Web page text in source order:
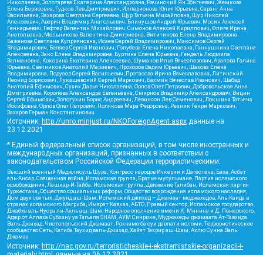
Николаевна, Золотарева Екатерина Александровна, Рачинский Ян Збигневич, Жемкова
Елена Борисовна, Гудков Лев Дмитриевич, Илларионова Юлия Юрьевна, Саранг Анна
Васильевна, Захарова Светлана Сергеевна, Щур Татьяна Михайловна, Щур Николай
Алексеевич, Аверин Владимир Анатольевич, Блинушов Андрей Юрьевич, Мосин Алексей
Геннадьевич, Гефтер Валентин Михайлович, Симонов Алексей Кириллович, Флиге Ирина
Анатольевна, Мельникова Валентина Дмитриевна, Вититинова Елена Владимировна,
Баженова Светлана Куприяновна, Исаев Сергей Владимирович, Максимов Сергей
Владимирович, Беляев Сергей Иванович, Голубева Елена Николаевна, Ганнушкина Светлана
Алексеевна, Закс Елена Владимировна, Буртина Елена Юрьевна, Гендель Людмила
Залмановна, Кокорина Екатерина Алексеевна, Шуманов Илья Вячеславович, Арапова Галина
Юрьевна, Свечников Анатолий Мариевич, Прохоров Вадим Юрьевич, Шахова Елена
Владимировна, Подузов Сергей Васильевич, Протасова Ирина Вячеславовна, Литинский
Леонид Борисович, Лукашевский Сергей Маркович, Бахмин Вячеслав Иванович, Шабад
Анатолий Ефимович, Сухих Дарья Николаевна, Орлов Олег Петрович, Добровольская Анна
Дмитриевна, Королева Александра Евгеньевна, Смирнов Владимир Александрович, Вицин
Сергей Ефимович, Золотухин Борис Андреевич, Левинсон Лев Семенович, Локшина Татьяна
Иосифовна, Орлов Олег Петрович, Полякова Мара Федоровна, Резник Генри Маркович,
Захаров Герман Константинович
Источник: http://unro.minjust.ru/NKOForeignAgent.aspx данные на
23.12.2021
* Единый федеральный список организаций, в том числе иностранных и
международных организаций, признанных в соответствии с
законодательством Российской Федерации террористическими:
Высший военный Маджлисуль Шура, Конгресс народов Ичкерии и Дагестана, База, Асбат
аль-Ансар, Священная война, Исламская группа, Братья-мусульмане, Партия исламского
освобождения, Лашкар-И-Тайба, Исламская группа, Движение Талибан, Исламская партия
Туркестана, Общество социальных реформ, Общество возрождения исламского наследия,
Дом двух святых, Джунд аш-Шам, Исламский джихад – Джамаат моджахедов, Аль-Каида в
странах исламского Магриба, Имарат Кавказ, АБТО, Правый сектор, Исламское государство,
Джабха аль-Нусра ли-Ахль аш-Шам, Народное ополчение имени К. Минина и Д. Пожарского,
Аджр от Аллаха Субхану уа Тагьаля SHAM, АУМ Синрике, Муджахеды джамаата Ат-Тавхида
Валь-Джихад, Чистопольский Джамаат, Рохнамо ба суи давлати исломи, Террористическое
сообщество Сеть, Катиба Таухид валь-Джихад, Хайят Тахрир аш-Шам, Ахлю Сунна Валь
Джамаа
Источник: http://nac.gov.ru/terroristicheskie-i-ekstremistskie-organizacii-i-